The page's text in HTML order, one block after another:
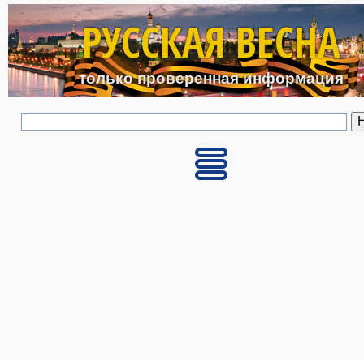
Перейти к основному
РУССКАЯ ВЕСНА
только проверенная информация